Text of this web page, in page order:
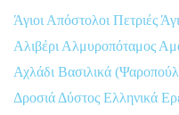
Άγιοι Απόστολοι Πετριές
Αλιβέρι Αλμυροπόταμος
Αχλάδι Βασιλικά
Δροσιά Δύστος Ελληνικά